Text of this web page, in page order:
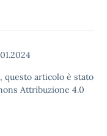
questo articolo è stato
Attribuzione 4.0